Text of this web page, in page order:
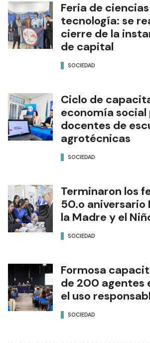
Feria de
tecnología: se
cierre de la
de capital
SOCIEDAD
Ciclo de
economía social
docentes de
agrotécnicas
SOCIEDAD
Terminaron los
50.o aniversario
la Madre y el
SOCIEDAD
Formosa
de 200 agentes
el uso
SOCIEDAD